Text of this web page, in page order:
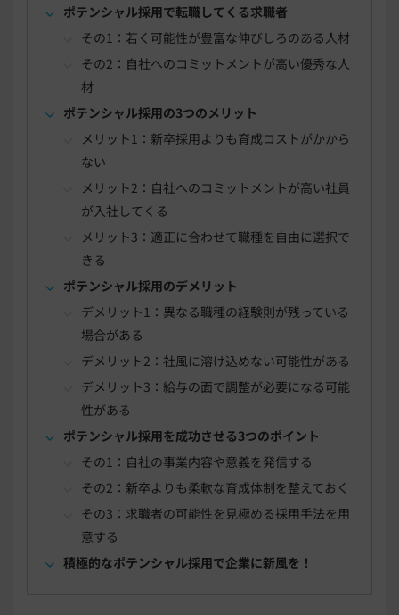
ポテンシャル採用で転職してくる求職者
その1：若く可能性が豊富な伸びしろのある人材
その2：自社へのコミットメントが高い優秀な人
材
ポテンシャル採用の3つのメリット
メリット1：新卒採用よりも育成コストがかから
ない
メリット2：自社へのコミットメントが高い社員
が入社してくる
メリット3：適正に合わせて職種を自由に選択で
きる
ポテンシャル採用のデメリット
デメリット1：異なる職種の経験則が残っている
場合がある
デメリット2：社風に溶け込めない可能性がある
デメリット3：給与の面で調整が必要になる可能
性がある
ポテンシャル採用を成功させる3つのポイント
その1：自社の事業内容や意義を発信する
その2：新卒よりも柔軟な育成体制を整えておく
その3：求職者の可能性を見極める採用手法を用
意する
積極的なポテンシャル採用で企業に新風を！